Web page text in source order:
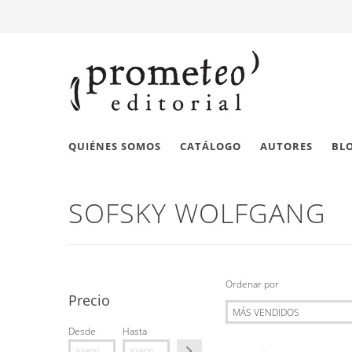
QUIÉNES SOMOS CATÁLOGO AUTORES
SOFSKY WOLFGANG
Precio
Desde Hasta
Ordenar por